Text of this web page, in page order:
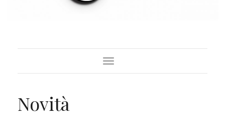
Toggle Navigation
Novità